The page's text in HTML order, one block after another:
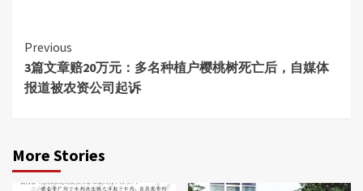
Continue
Reading
Previous
3篇文章赔20万元：多名种植户樱桃树死亡后，自媒体
报道被农资公司起诉
More Stories